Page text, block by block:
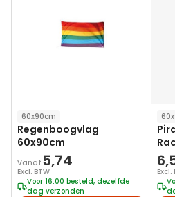
60x90cm
Regenboogvlag
60x90cm
Vanaf 5,74
Excl. BTW
Voor 16:00 besteld, dezelfde
dag verzonden
Excl.